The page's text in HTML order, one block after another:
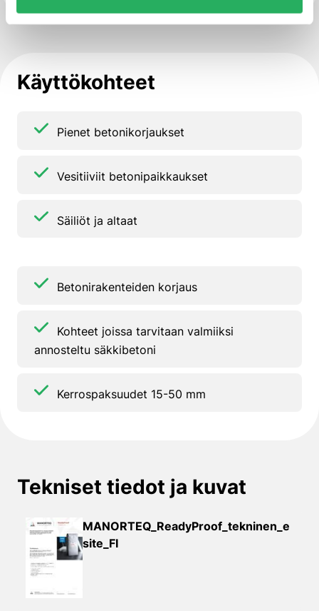
Käyttökohteet
Pienet betonikorjaukset
Vesitiiviit betonipaikkaukset
Säiliöt ja altaat
Betonirakenteiden korjaus
Kohteet joissa tarvitaan valmiiksi
annosteltu säkkibetoni
Kerrospaksuudet 15-50 mm
Tekniset tiedot ja kuvat
MANORTEQ_ReadyProof_tekninen_e
site_FI